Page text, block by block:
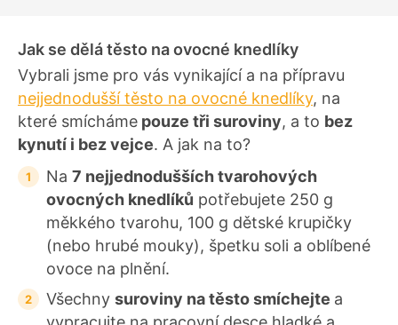
Jak se dělá těsto na ovocné knedlíky
Vybrali jsme pro vás vynikající a na přípravu
nejjednodušší těsto na ovocné knedlíky, na
které smícháme pouze tři suroviny, a to bez
kynutí i bez vejce. A jak na to?
Na 7 nejjednodušších tvarohových
ovocných knedlíků potřebujete 250 g
měkkého tvarohu, 100 g dětské krupičky
(nebo hrubé mouky), špetku soli a oblíbené
ovoce na plnění.
Všechny suroviny na těsto smíchejte a